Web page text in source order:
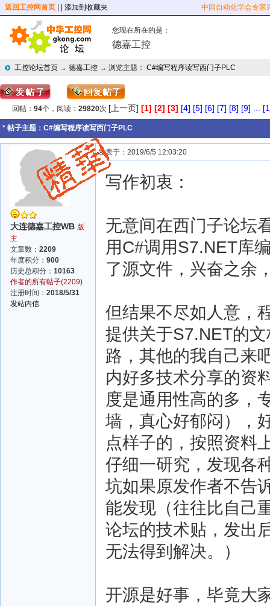
返回工控网首页 | 添加到收藏夹 中国自动化学会专家
您现在所在的是：
德嘉工控
工控论坛首页 → 德嘉工控 → 浏览主题： C#编写程序读写西门子PLC
回帖： 94个，阅读： 29820次 [上一页] [1] [2] [3] [4] [5] [6] [7] [8] [9]
* 帖子主题： C#编写程序读写西门子PLC
大连德嘉工控WB 版
主
文章数： 2209
年度积分： 900
历史总积分： 10163
作者的所有帖子(2209)
注册时间： 2018/5/31
发站内信
发表于：2019/6/5 12:03:20
写作初衷：
无意间在西门子论坛
用C#调用S7.NET库
了源文件，兴奋之余
但结果不尽如人意，
提供关于S7.NET的
路，其他的我自己来
内好多技术分享的资
度是通用性高的多，
墙，真心好郁闷），
点样子的，按照资料
仔细一研究，发现各
坑如果原发作者不告
能发现（往往比自己
论坛的技术贴，发出
无法得到解决。）
开源是好事，毕竟大